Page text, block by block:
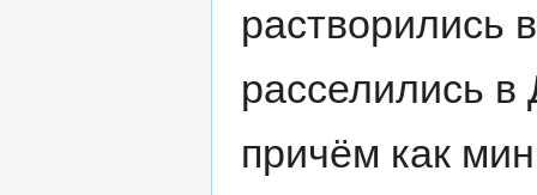
растворились
расселились в
причём как